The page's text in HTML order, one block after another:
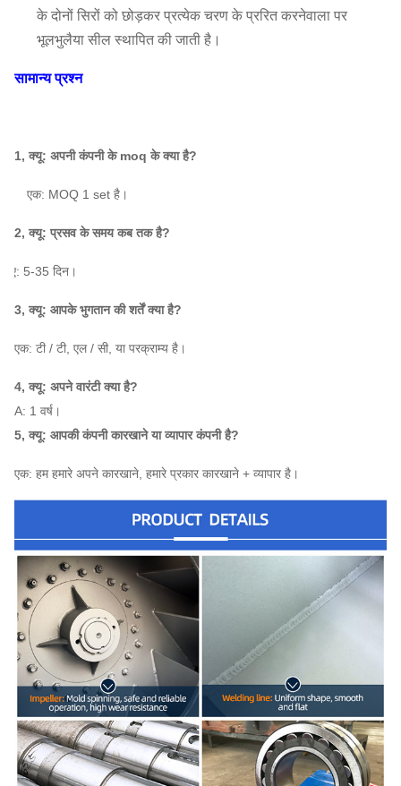
के दोनों सिरों को छोड़कर प्रत्येक चरण के प्ररित करनेवाला पर
भूलभुलैया सील स्थापित की जाती है।
सामान्य प्रश्न
1, क्यू: अपनी कंपनी के moq के क्या है?
एक: MOQ 1 set है।
2, क्यू: प्रसव के समय कब तक है?
ए: 5-35 दिन।
3, क्यू: आपके भुगतान की शर्तें क्या है?
एक: टी / टी, एल / सी, या परक्राम्य है।
4, क्यू: अपने वारंटी क्या है?
A: 1 वर्ष।
5, क्यू: आपकी कंपनी कारखाने या व्यापार कंपनी है?
एक: हम हमारे अपने कारखाने, हमारे प्रकार कारखाने + व्यापार है।